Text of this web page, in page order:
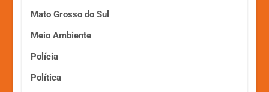
Mato Grosso do Sul
Meio Ambiente
Polícia
Política